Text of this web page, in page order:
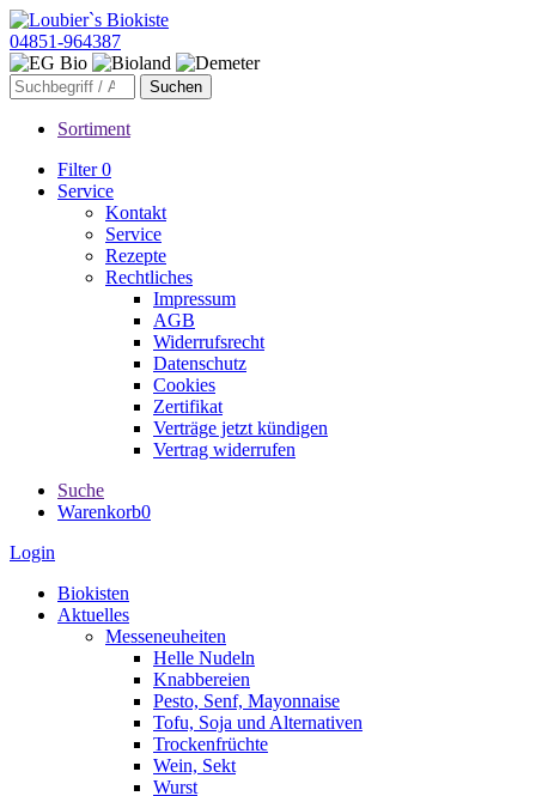
04851-964387
Sortiment
Filter0
Service
Kontakt
Service
Rezepte
Rechtliches
Impressum
AGB
Widerrufsrecht
Datenschutz
Cookies
Zertifikat
Verträge jetzt kündigen
Vertrag widerrufen
Suche
Warenkorb0
Login
Biokisten
Aktuelles
Messeneuheiten
Helle Nudeln
Knabbereien
Pesto, Senf, Mayonnaise
Tofu, Soja und Alternativen
Trockenfrüchte
Wein, Sekt
Wurst